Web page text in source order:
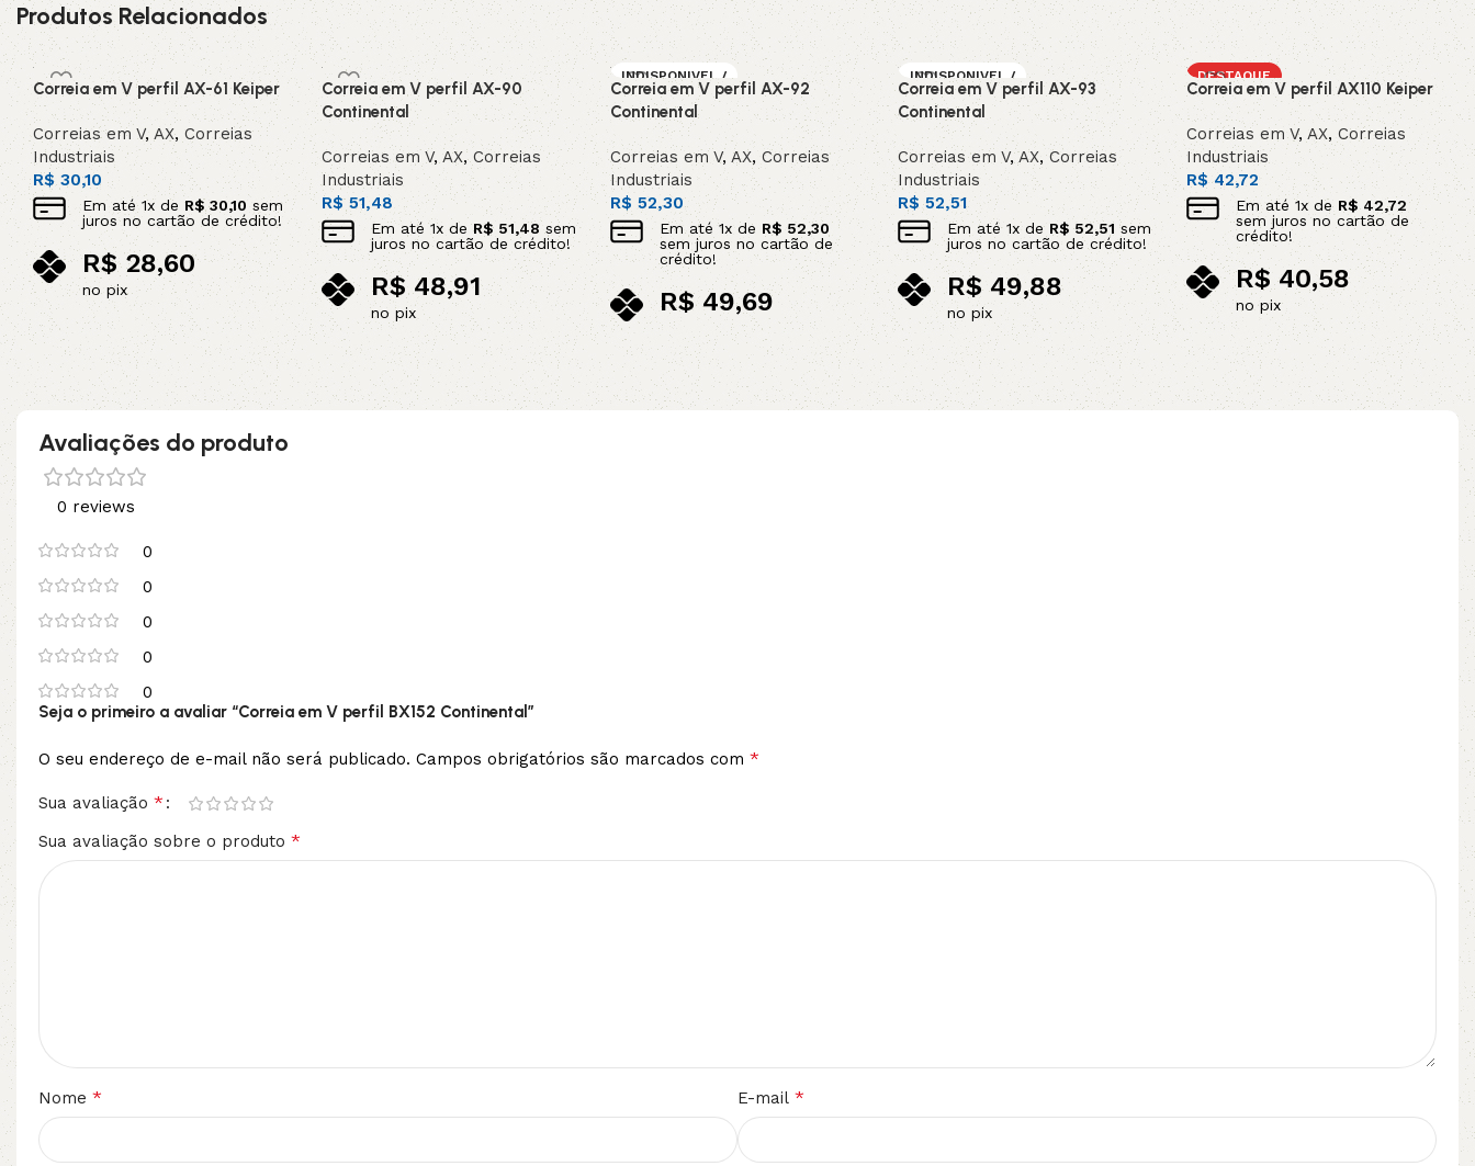
Produtos Relacionados
Correia em V perfil AX-61 Keiper
Correias em V, AX, Correias
Industriais
R$30,10
Em até1x de R$30,10 sem
juros no cartão de crédito!
R$28,60
no pix
Adicionar ao carrinho
Correia em V perfil AX-90
Continental
Correias em V, AX,Correias
Industriais
R$51,48
Em até1x deR$51,48 sem
juros no cartão de crédito!
R$48,91
no pix
Adicionar ao carrinho
INDISPONIVEL /
SOB ENCOMEN
DA
Correia em V perfil AX-92
Continental
Correias em V, AX, Correias
Industriais
R$ 52,30
Em até1x de R$ 52,30
sem juros no cartão de
crédito!
R$49,69
no pix
Leia mais
INDISPONIVEL /
SOB ENCOMEN
DA
Correia em V perfil AX-93
Continental
Correias em V,AX,Correias
Industriais
R$ 52,51
Em até1x de R$ 52,51 sem
juros no cartão de crédito!
R$49,88
no pix
Leia mais
DESTAQUE
Correia em V perfil AX110 Keiper
Correias em V,AX,Correias
Industriais
R$42,72
Em até1x de R$42,72
sem juros no cartão de
crédito!
R$40,58
no pix
Adicionar ao carrinho
Avaliações do produto
0 reviews
0
0
0
0
0
Seja o primeiro a avaliar “Correia em V perfil BX152 Continental”
O seu endereço de e-mail não será publicado. Campos obrigatórios são marcados com *
Sua avaliação *
Sua avaliação sobre o produto *
Nome * E-mail *